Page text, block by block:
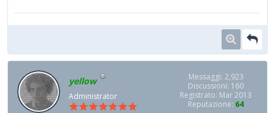
yellow
Administrator
Messaggi: 2,923
Discussioni: 160
Registrato: Mar 2013
Reputazione: 64